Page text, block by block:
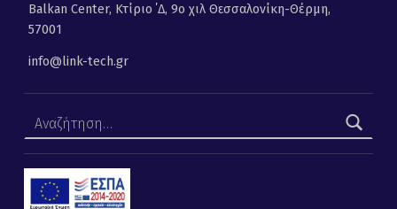
Balkan Center, Κτίριο ΄Δ, 9ο χιλ Θεσσαλονίκη-Θέρμη,
57001
info@link-tech.gr